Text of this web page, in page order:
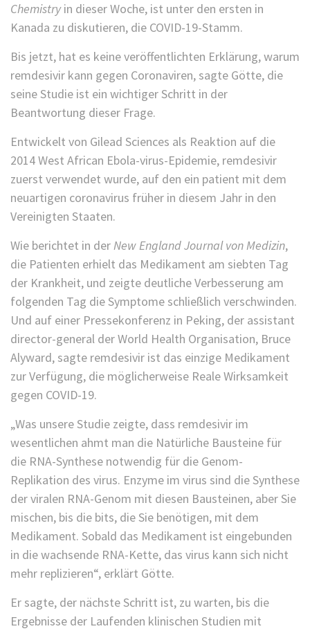
Chemistryin dieser Woche, ist unter den ersten in
Kanada zu diskutieren, die COVID-19-Stamm.
Bis jetzt, hat es keine veröffentlichten Erklärung, warum
remdesivir kann gegen Coronaviren, sagte Götte, die
seine Studie ist ein wichtiger Schritt in der
Beantwortung dieser Frage.
Entwickelt von Gilead Sciences als Reaktion auf die
2014 West African Ebola-virus-Epidemie, remdesivir
zuerst verwendet wurde, auf den ein patient mit dem
neuartigen coronavirus früher in diesem Jahr in den
Vereinigten Staaten.
Wie berichtet in derNew England Journal von Medizin,
die Patienten erhielt das Medikament am siebten Tag
der Krankheit, und zeigte deutliche Verbesserung am
folgenden Tag die Symptome schließlich verschwinden.
Und auf einer Pressekonferenz in Peking, der assistant
director-general der World Health Organisation, Bruce
Alyward, sagte remdesivir ist das einzige Medikament
zur Verfügung, die möglicherweise Reale Wirksamkeit
gegen COVID-19.
„Was unsere Studie zeigte, dass remdesivir im
wesentlichen ahmt man die Natürliche Bausteine für
die RNA-Synthese notwendig für die Genom-
Replikation des virus. Enzyme im virus sind die Synthese
der viralen RNA-Genom mit diesen Bausteinen, aber Sie
mischen, bis die bits, die Sie benötigen, mit dem
Medikament. Sobald das Medikament ist eingebunden
in die wachsende RNA-Kette, das virus kann sich nicht
mehr replizieren“, erklärt Götte.
Er sagte, der nächste Schritt ist, zu warten, bis die
Ergebnisse der Laufenden klinischen Studien mit